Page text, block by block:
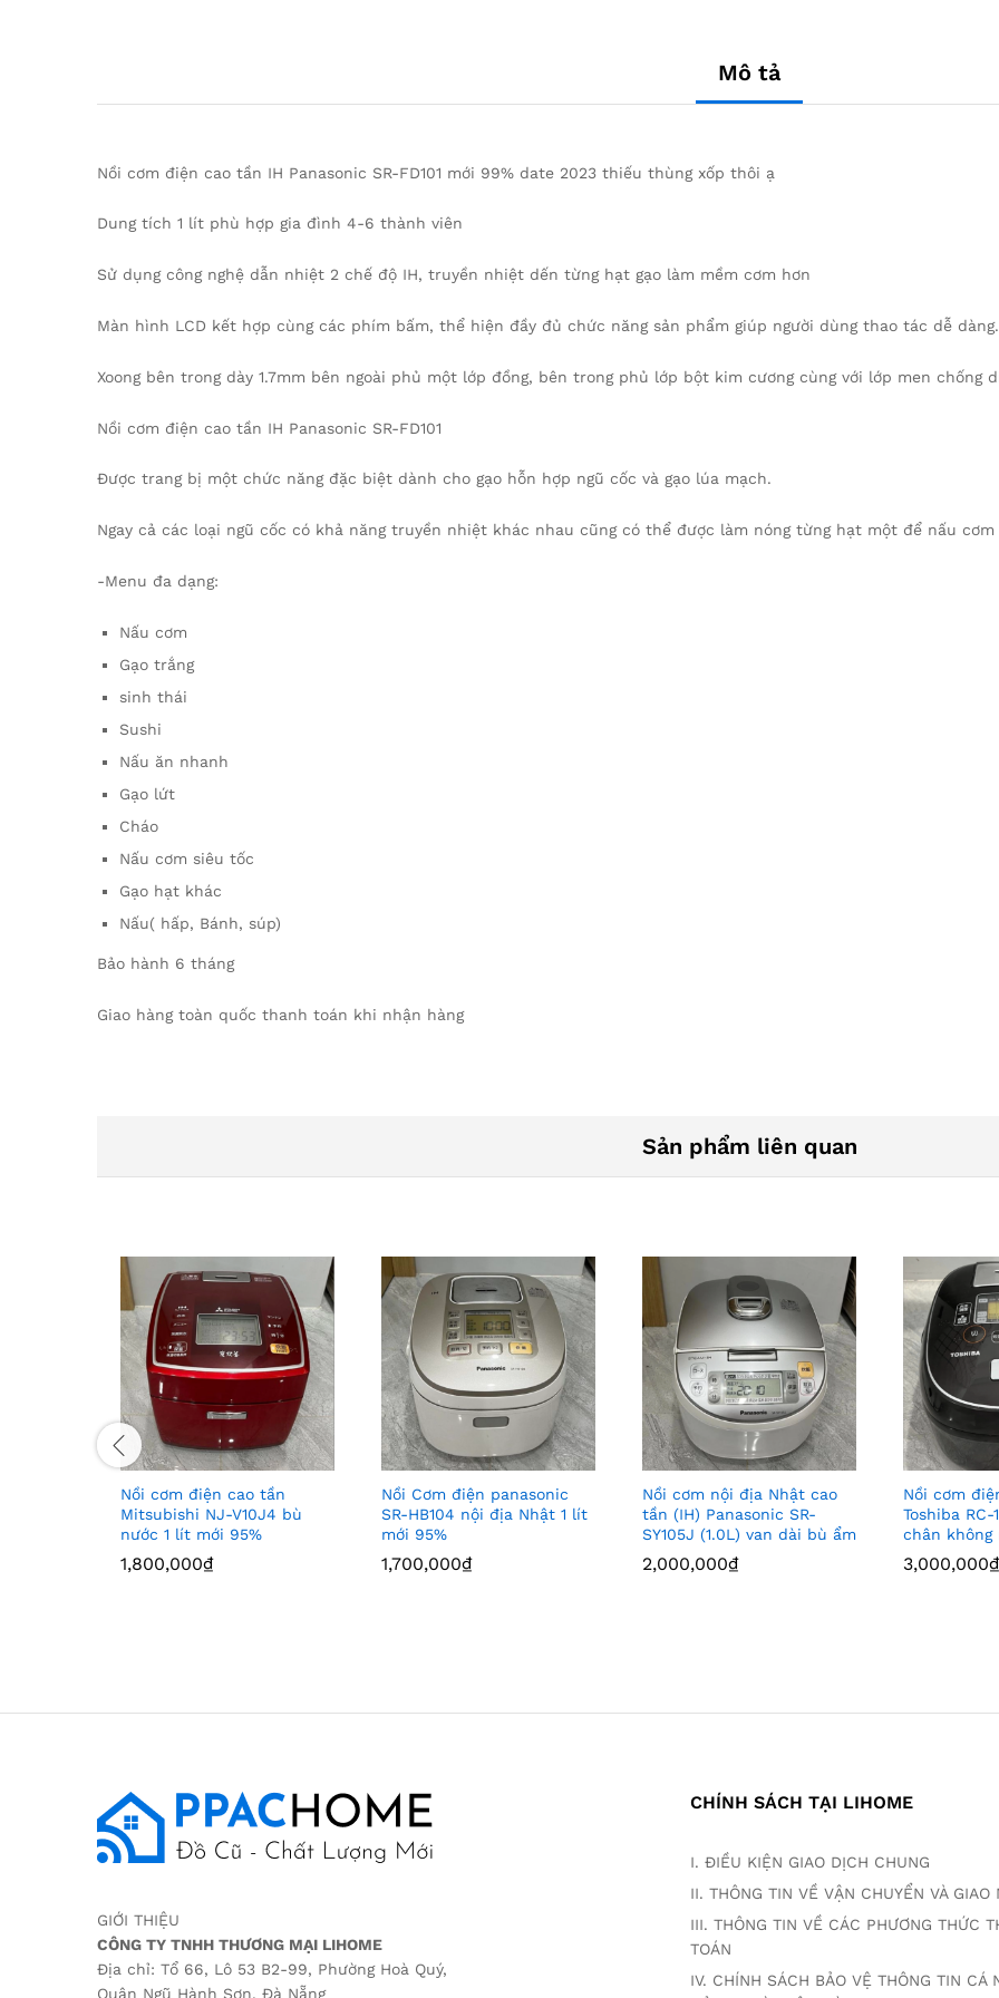
Mô tả
Nồi cơm điện cao tần IH Panasonic SR-FD101 mới 99% date 2023 thiếu thùng xốp thôi ạ
Dung tích 1 lít phù hợp gia đình 4-6 thành viên
Sử dụng công nghệ dẫn nhiệt 2 chế độ IH, truyền nhiệt dến từng hạt gạo làm mềm cơm hơn
Màn hình LCD kết hợp cùng các phím bấm, thể hiện đầy đủ chức năng sản phẩm giúp người dùng thao tác dễ dàng.
Xoong bên trong dày 1.7mm bên ngoài phủ một lớp đồng, bên trong phủ lớp bột kim cương cùng với lớp men
Nồi cơm điện cao tần IH Panasonic SR-FD101
Được trang bị một chức năng đặc biệt dành cho gạo hỗn hợp ngũ cốc và gạo lúa mạch.
Ngay cả các loại ngũ cốc có khả năng truyền nhiệt khác nhau cũng có thể được làm nóng từng hạt một để nấu cơm
-Menu đa dạng:
Nấu cơm
Gạo trắng
sinh thái
Sushi
Nấu ăn nhanh
Gạo lứt
Cháo
Nấu cơm siêu tốc
Gạo hạt khác
Nấu( hấp, Bánh, súp)
Bảo hành 6 tháng
Giao hàng toàn quốc thanh toán khi nhận hàng
Sản phẩm liên quan
Nồi cơm điện cao tần
Mitsubishi NJ-V10J4 bù
nước 1 lít mới 95%
1,800,000₫
1,800,000₫
Nồi Cơm điện panasonic
SR-HB104 nội địa Nhật 1 lít
mới 95%
1,700,000₫
1,700,000₫
Nồi cơm nội địa Nhật cao
tần (IH) Panasonic SR-
SY105J (1.0L) van dài bù ẩm
2,000,000₫
2,000,000₫
Nồi cơm
Toshiba RC-
chân không
3,000,000₫
3,000,000₫
GIỚI THIỆU
CÔNG TY TNHH THƯƠNG MẠI LIHOME
Địa chỉ: Tổ 66, Lô 53 B2-99, Phường Hoà Quý,
Quận Ngũ Hành Sơn, Đà Nẵng
CHÍNH SÁCH TẠI LIHOME
I. ĐIỀU KIỆN GIAO DỊCH CHUNG
II. THÔNG TIN VỀ VẬN CHUYỂN VÀ GIAO
III. THÔNG TIN VỀ CÁC PHƯƠNG THỨC
TOÁN
IV. CHÍNH SÁCH BẢO VỆ THÔNG TIN CÁ